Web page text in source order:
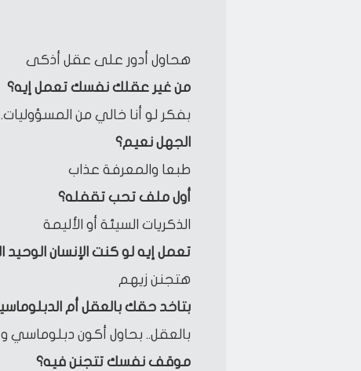
هحاول أدور على عقل أذكى
من غير عقلك نفسك تعمل إيه؟
بفكر لو أنا خالي من
الجهل نعيم؟
طبعا والمعرفة عذاب
أول ملف تحب تقفله؟
الذكريات السيئة أو الأليمة
تعمل إيه لو كنت الإنسان الوحيد
هتجنن زيهم
بتاخد حقك بالعقل أم
بالعقل.. بحاول أكون
موقف نفسك تتجنن فيه؟